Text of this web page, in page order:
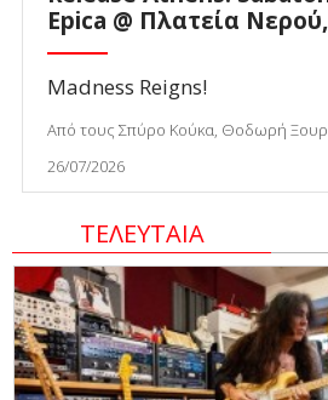
Epica @ Πλατεία
Madness Reigns!
Από τους Σπύρο Κούκα, Θοδωρή
26/07/2026
ΤΕΛΕΥΤΑΙΑ